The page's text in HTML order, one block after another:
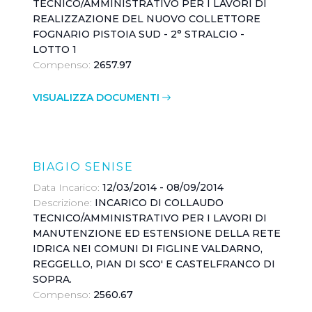
navigazione in assenza di cookie o altri sistemi di
TECNICO/AMMINISTRATIVO PER I LAVORI DI
REALIZZAZIONE DEL NUOVO COLLETTORE
FOGNARIO PISTOIA SUD - 2° STRALCIO -
LOTTO 1
Compenso: 2657.97
VISUALIZZA DOCUMENTI
BIAGIO SENISE
Data Incarico: 12/03/2014 - 08/09/2014
Descrizione: INCARICO DI COLLAUDO
TECNICO/AMMINISTRATIVO PER I LAVORI DI
MANUTENZIONE ED ESTENSIONE DELLA RETE
IDRICA NEI COMUNI DI FIGLINE VALDARNO,
REGGELLO, PIAN DI SCO' E CASTELFRANCO DI
SOPRA.
Compenso: 2560.67